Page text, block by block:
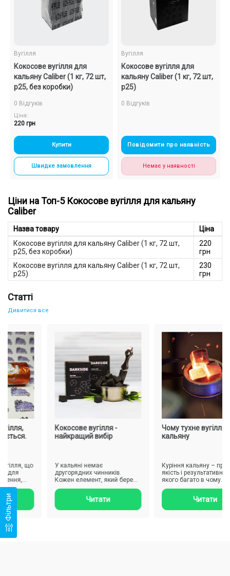
Подарункові набори
Знижки та опт
Вугілля
Кокосове вугілля для
кальяну Caliber (1 кг, 72 шт,
р25, без коробки)
0 Відгуків
Ціна:
220 грн
Купити
Швидке замовлення
Вугілля
Кокосове вугілля для
кальяну Caliber (1 кг, 72 шт,
р25)
0 Відгуків
Повідомити про наявність
Немає у наявності
Фільтри
Ціни на Топ-5 Кокосове вугілля для кальяну
Caliber
Назва товару
Ціна
Кокосове вугілля для кальяну Caliber (1 кг, 72 шт,
р25, без коробки)
220
грн
Кокосове вугілля для кальяну Caliber (1 кг, 72 шт,
р25)
230
грн
Статті
Дивитися все
що
для
Кокосове вугілля -
найкращий вибір
У кальяні немає
другорядних чинників.
Кожен елемент, який бере
участь у приготуванні наргілі
важливи..
Читати
Чому тухне вугілля
кальяну
Куріння кальяну –
якість і результативність
якого багато в чому
залежить від уваги до
детале..
Читати